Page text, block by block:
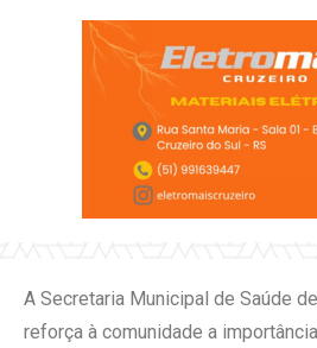
A Secretaria Municipal de Saúde
reforça à comunidade a